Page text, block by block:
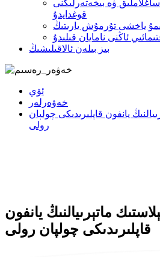
ۋە بىخەتەرلىكنى
قوغدايدۇ
ياخشى تۇرمۇش يارىتىڭ
ئاڭنى نامايان قىلىدۇ
بىز بىلەن ئالاقىلىشىڭ
ئۆي
خەۋەرلەر
يانفون قاپلىرىدىكى چولپان
رولى
ماتېرىيالنىڭ يانفون
قاپلىرىدىكى چولپان رولى